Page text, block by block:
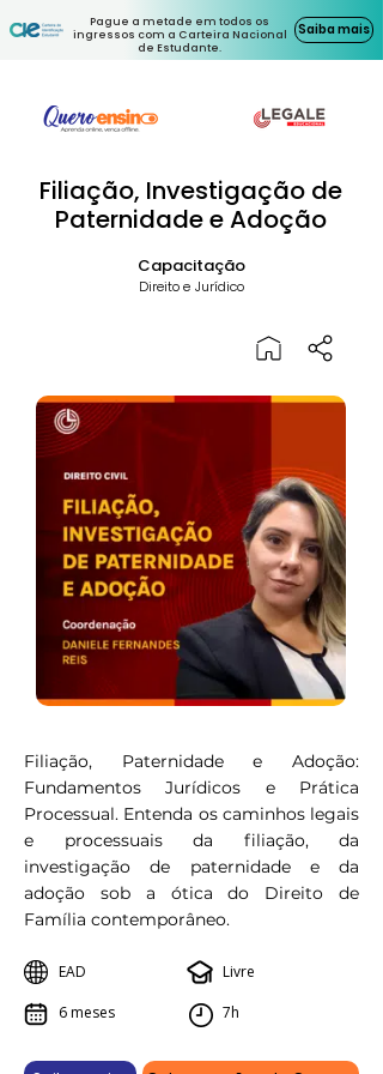
Pague a metade em todos os
ingressos com a Carteira Nacional
de Estudante.
Saiba mais
Filiação, Investigação de
Paternidade e Adoção
Capacitação
Direito e Jurídico
Filiação, Paternidade e Adoção:
Fundamentos Jurídicos e Prática
Processual. Entenda os caminhos legais
e processuais da filiação, da
investigação de paternidade e da
adoção sob a ótica do Direito de
Família contemporâneo.
EAD
6 meses
Livre
7h